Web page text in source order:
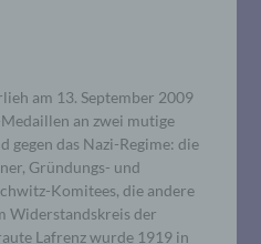
am 13. September 2009
an zwei mutige
gegen das Nazi-Regime: die
Gründungs- und
Komitees, die andere
Widerstandskreis der
Lafrenz wurde 1919 in